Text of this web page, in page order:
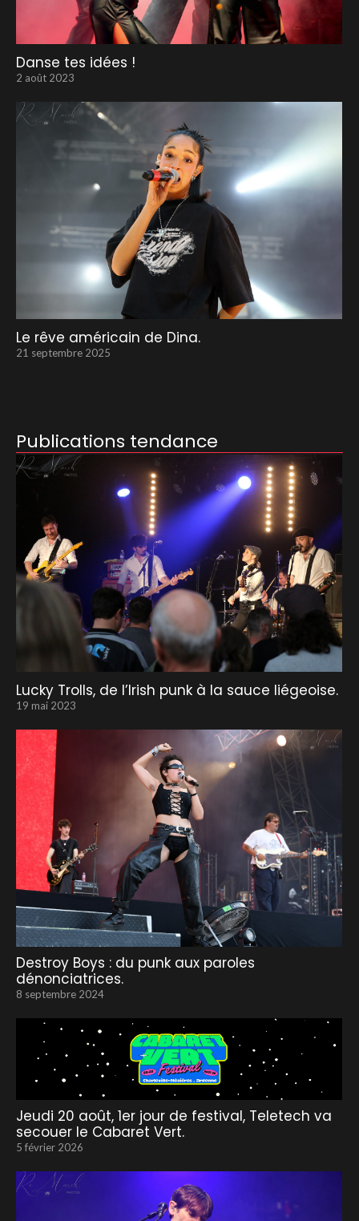
Danse tes idées !
2 août 2023
Le rêve américain de Dina.
21 septembre 2025
Publications tendance
Lucky Trolls, de l’Irish punk à la sauce liégeoise.
19 mai 2023
Destroy Boys : du punk aux paroles
dénonciatrices.
8 septembre 2024
Jeudi 20 août, 1er jour de festival, Teletech va
secouer le Cabaret Vert.
5 février 2026